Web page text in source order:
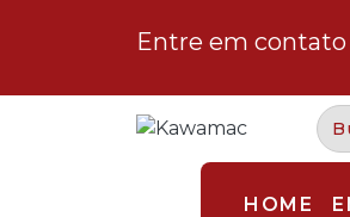
Entre em contato
HOME